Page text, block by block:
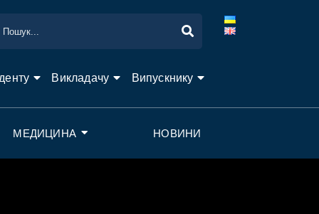
Викладачу Випускнику
МЕДИЦИНА НОВИНИ